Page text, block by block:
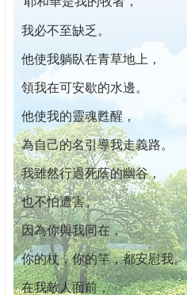
我必不至缺乏。
他使我躺臥在青草地上，
領我在可安歇的水邊。
他使我的靈魂甦醒，
為自己的名引導我走義路。
我雖然行過死蔭的幽谷，
也不怕遭害。
因為你與我同在，
你的杖，你的竿，都安慰我。
在我敵人面前，